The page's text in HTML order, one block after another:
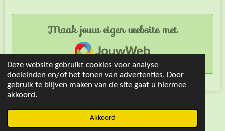
Deze website gebruikt cookies voor analyse-
doeleinden en/of het tonen van advertenties. Door
gebruik te blijven maken van de site gaat u hiermee
akkoord.
Akkoord
Maak jouw eigen website met
JouwWeb